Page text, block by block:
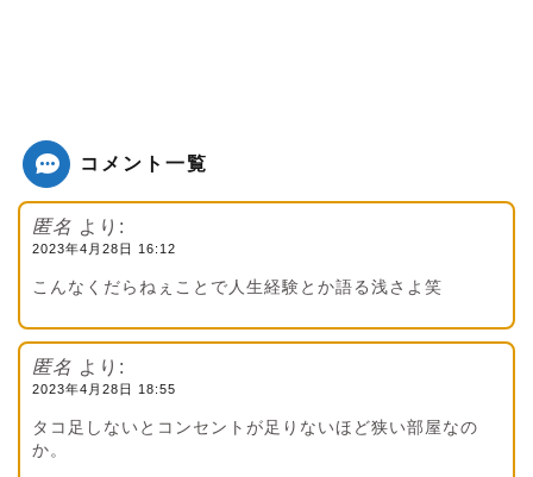
コメント一覧
匿名 より:
2023年4月28日 16:12
こんなくだらねぇことで人生経験とか語る浅さよ笑
匿名 より:
2023年4月28日 18:55
タコ足しないとコンセントが足りないほど狭い部屋なの
か。